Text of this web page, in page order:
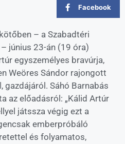
Facebook
– a Szabadtéri
június 23-án (19 óra)
egyszemélyes bravúrja,
Weöres Sándor rajongott
gazdájáról. Sáhó Barnabás
az előadásról: „Kálid Artúr
játssza végig ezt a
emberpróbáló
és folyamatos,